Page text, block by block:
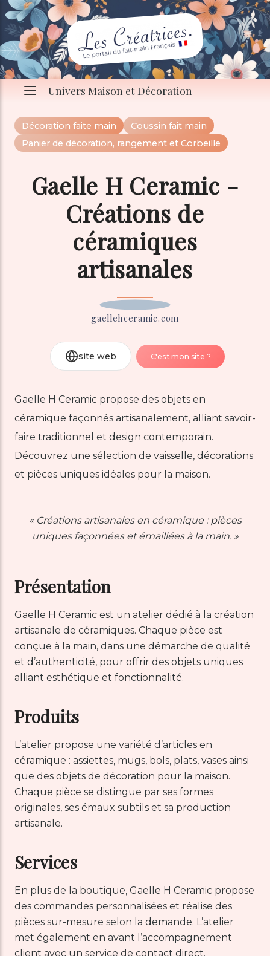
Univers Maison et Décoration
Décoration faite main
Coussin fait main
Panier de décoration, rangement et Corbeille
Gaelle H Ceramic -
Créations de
céramiques
artisanales
gaellehceramic.com
site web C'est mon site ?
Gaelle H Ceramic propose des objets en
céramique façonnés artisanalement, alliant savoir-
faire traditionnel et design contemporain.
Découvrez une sélection de vaisselle, décorations
et pièces uniques idéales pour la maison.
« Créations artisanales en céramique : pièces
uniques façonnées et émaillées à la main. »
Présentation
Gaelle H Ceramic est un atelier dédié à la création
artisanale de céramiques. Chaque pièce est
conçue à la main, dans une démarche de qualité
et d’authenticité, pour offrir des objets uniques
alliant esthétique et fonctionnalité.
Produits
L’atelier propose une variété d’articles en
céramique : assiettes, mugs, bols, plats, vases ainsi
que des objets de décoration pour la maison.
Chaque pièce se distingue par ses formes
originales, ses émaux subtils et sa production
artisanale.
Services
En plus de la boutique, Gaelle H Ceramic propose
des commandes personnalisées et réalise des
pièces sur-mesure selon la demande. L’atelier
met également en avant l’accompagnement
client avec un service de contact direct.